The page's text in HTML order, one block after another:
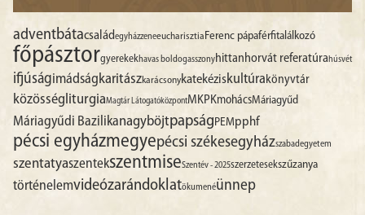
adventbátacsaládegyházzeneeucharisztiaFerenc pápaférfitalálkozó
főpásztorgyerekekhavas boldogasszonyhittanhorvát referatúrahúsvét
ifjúságimádságkaritászkarácsonykatekéziskultúrakönyvtár
közösségliturgiaMagtár LátogatóközpontMKPKmohácsMáriagyűd
Máriagyűdi BazilikanagyböjtpapságPEMpphf
pécsi egyházmegyepécsi székesegyházszabadegyetem
szentatyaszentekszentmiseSzentév - 2025szerzetesekszűzanya
történelemvideózarándoklatökumenéünnep